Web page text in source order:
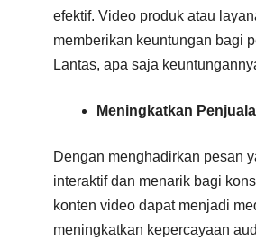
efektif. Video produk atau
memberikan keuntungan bagi
Lantas, apa saja
Meningkatkan
Dengan menghadirkan pesan
interaktif dan menarik bagi
konten video dapat menjadi
meningkatkan kepercayaan